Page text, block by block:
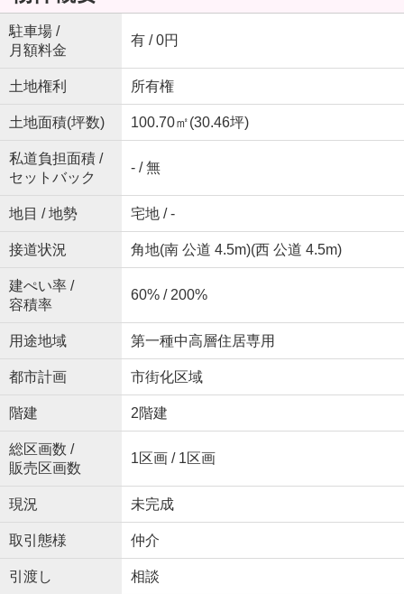
駐車場 /
月額料金
有 / 0円
土地権利 所有権
土地面積(坪数) 100.70㎡(30.46坪)
私道負担面積 /
セットバック
- / 無
地目 / 地勢 宅地 / -
接道状況 角地(南 公道 4.5m)(西 公道 4.5m)
建ぺい率 /
容積率
60% / 200%
用途地域 第一種中高層住居専用
都市計画 市街化区域
階建 2階建
総区画数 /
販売区画数
1区画 / 1区画
現況 未完成
取引態様 仲介
引渡し 相談